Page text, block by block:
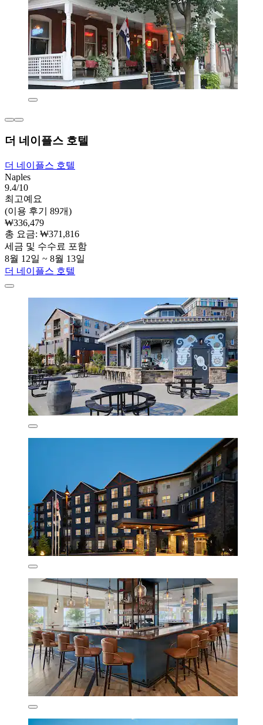
더 네이플스 호텔
더 네이플스 호텔
Naples
9.4/10
최고예요
(이용 후기 89개)
₩336,479
총 요금: ₩371,816
세금 및 수수료 포함
8월 12일 ~ 8월 13일
더 네이플스 호텔